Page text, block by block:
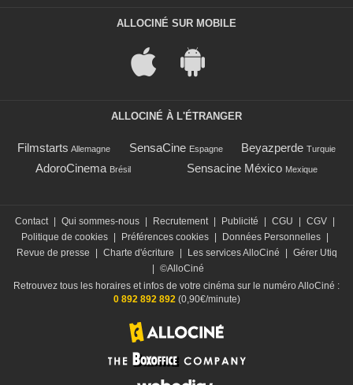
ALLOCINÉ SUR MOBILE
ALLOCINÉ À L'ÉTRANGER
Filmstarts Allemagne SensaCine Espagne Beyazperde Turquie
AdoroCinema Brésil Sensacine México Mexique
Contact Qui sommes-nous Recrutement Publicité CGU CGV
Politique de cookies
Préférences cookies Données Personnelles
Revue de presse
Charte d'écriture Les services AlloCiné
Gérer Utiq
©AlloCiné
Retrouvez tous les horaires et infos de votre cinéma sur le numéro AlloCiné :
0 892 892 892(0,90€/minute)